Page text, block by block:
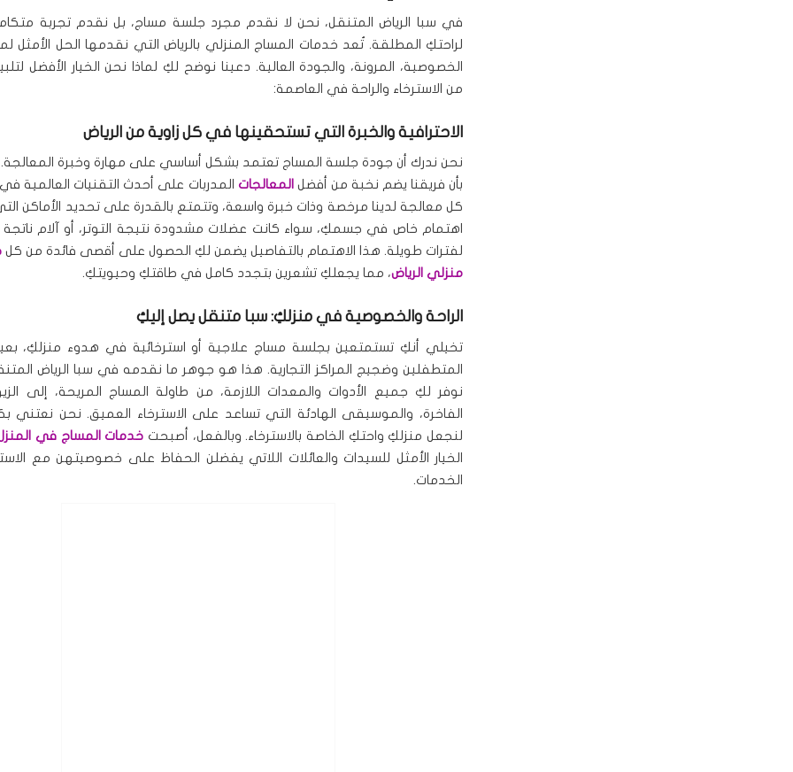
في سبا الرياض المتنقل، نحن لا نقدم مجرد جلسة مساج، بل نقدم تجربة
لراحتكِ المطلقة. تُعد خدمات المساج المنزلي بالرياض التي نقدمها الحل الأمثل
الخصوصية، المرونة، والجودة العالية. دعينا نوضح لكِ لماذا نحن الخيار الأفضل
من الاسترخاء والراحة في العاصمة:
الاحترافية والخبرة التي تستحقينها في كل زاوية من الرياض
نحن ندرك أن جودة جلسة المساج تعتمد بشكل أساسي على مهارة وخبرة المعالجة.
بأن فريقنا يضم نخبة من أفضل المعالجات المدربات على أحدث التقنيات العالمية
كل معالجة لدينا مرخصة وذات خبرة واسعة، وتتمتع بالقدرة على تحديد الأماكن
اهتمام خاص في جسمكِ، سواء كانت عضلات مشدودة نتيجة التوتر، أو آلام
لفترات طويلة. هذا الاهتمام بالتفاصيل يضمن لكِ الحصول على أقصى فائدة من كل
منزلي الرياض، مما يجعلكِ تشعرين بتجدد كامل في طاقتكِ وحيويتكِ.
الراحة والخصوصية في منزلكِ: سبا متنقل يصل إليكِ
تخيلي أنكِ تستمتعين بجلسة مساج علاجية أو استرخائية في هدوء منزلكِ،
المتطفلين وضجيج المراكز التجارية. هذا هو جوهر ما نقدمه في سبا الرياض
نوفر لكِ جميع الأدوات والمعدات اللازمة، من طاولة المساج المريحة، إلى
الفاخرة، والموسيقى الهادئة التي تساعد على الاسترخاء العميق. نحن نعتني
لنجعل منزلكِ واحتكِ الخاصة بالاسترخاء. وبالفعل، أصبحت خدمات المساج في المنزل
الخيار الأمثل للسيدات والعائلات اللاتي يفضلن الحفاظ على خصوصيتهن مع
الخدمات.